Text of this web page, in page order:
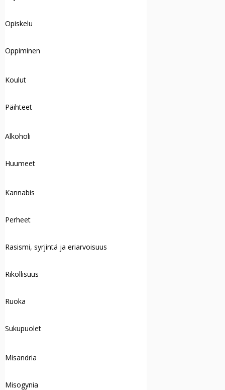
Opiskelu
Oppiminen
Koulut
Päihteet
Alkoholi
Huumeet
Kannabis
Perheet
Rasismi, syrjintä ja eriarvoisuus
Rikollisuus
Ruoka
Sukupuolet
Misandria
Misogynia